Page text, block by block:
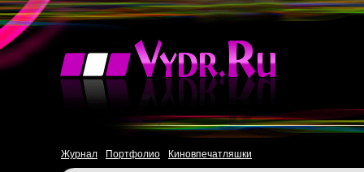
Журнал Портфолио Киновпечатляшки